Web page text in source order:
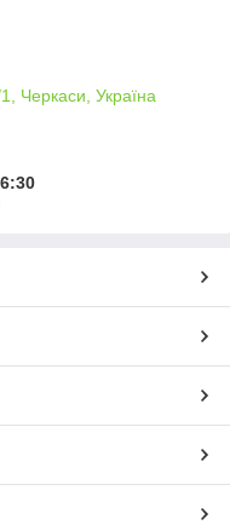
Черкаси, Україна